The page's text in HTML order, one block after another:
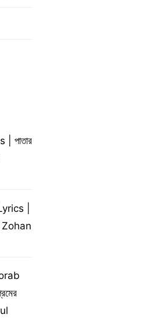
পাতার
|
Zohan